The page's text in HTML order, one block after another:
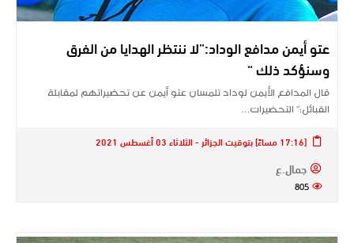
عتو أيمن مدافع الوداد:”لا ننتظر الهدايا من الفرق
وسنؤكد ذلك “
قال المدافع الأيمن لوداد تلمسان عتو أيمن عن تحضيراتهم لمقابلة
القبائل:” التحضيرات…
[17:16 مساءً] بتوقيت الجزائر - الثلاثاء 03 أغسطس 2021
جمال.ع
805